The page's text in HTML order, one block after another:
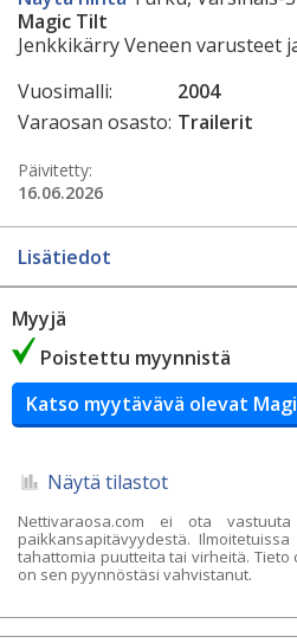
Magic Tilt
Jenkkikärry Veneen varusteet
Vuosimalli:
2004
Varaosan osasto: Trailerit
Päivitetty:
16.06.2026
Lisätiedot
Myyjä
Poistettu myynnistä
Katso myytävävä olevat
Näytä tilastot
Nettivaraosa.com ei ota
paikkansapitävyydestä.
tahattomia puutteita tai virheitä.
on sen pyynnöstäsi vahvistanut.